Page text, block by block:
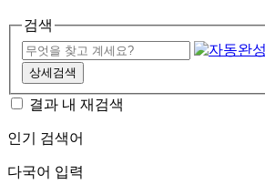
검색
상세검색
결과 내 재검색
인기 검색어
다국어 입력